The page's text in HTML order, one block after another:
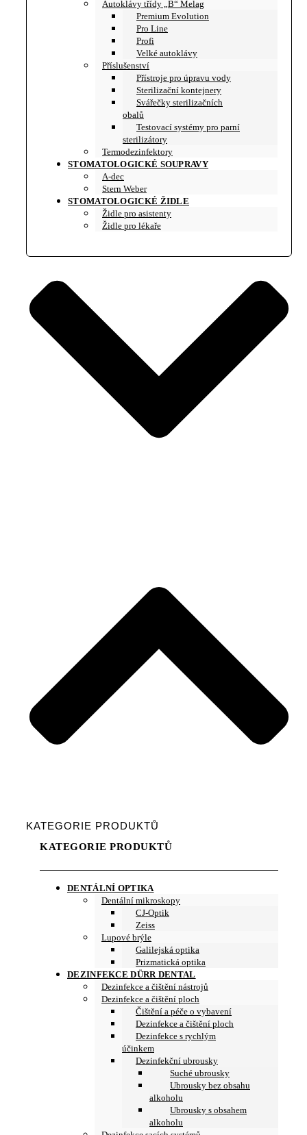
Autoklávy třídy „B“ Melag
Premium Evolution
Pro Line
Profi
Velké autoklávy
Příslušenství
Přístroje pro úpravu vody
Sterilizační kontejnery
Svářečky sterilizačních
obalů
Testovací systémy pro parní
sterilizátory
Termodezinfektory
STOMATOLOGICKÉ SOUPRAVY
A-dec
Stern Weber
STOMATOLOGICKÉ ŽIDLE
Židle pro asistenty
Židle pro lékaře
KATEGORIE PRODUKTŮ
KATEGORIE PRODUKTŮ
DENTÁLNÍ OPTIKA
Dentální mikroskopy
CJ-Optik
Zeiss
Lupové brýle
Galilejská optika
Prizmatická optika
DEZINFEKCE DÜRR DENTAL
Dezinfekce a čištění nástrojů
Dezinfekce a čištění ploch
Čištění a péče o vybavení
Dezinfekce a čištění ploch
Dezinfekce s rychlým
účinkem
Dezinfekční ubrousky
Suché ubrousky
Ubrousky bez obsahu
alkoholu
Ubrousky s obsahem
alkoholu